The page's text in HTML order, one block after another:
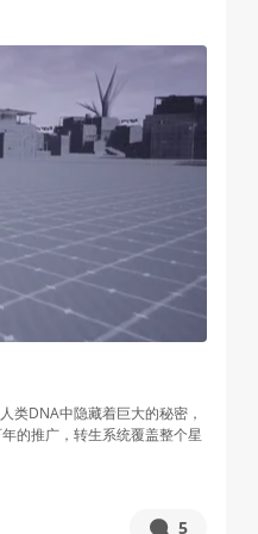
类DNA中隐藏着巨大的秘密，
的推广，转生系统覆盖整个星
5